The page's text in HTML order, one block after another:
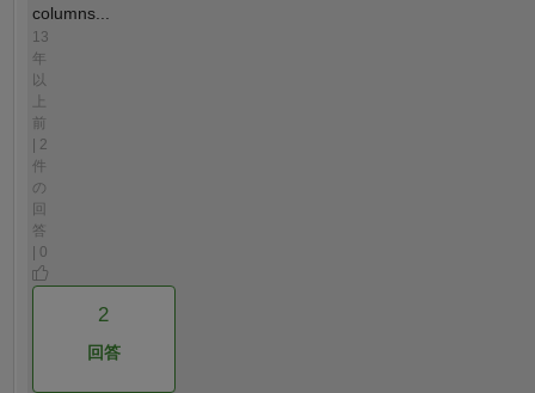
columns...
13
年
以
前
| 2
件
の
回
答
| 0
2
回答